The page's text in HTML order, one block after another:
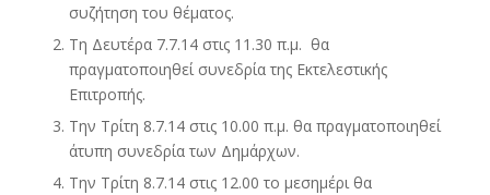
συζήτηση του θέματος.
Τη Δευτέρα 7.7.14 στις 11.30 π.μ. θα
πραγματοποιηθεί συνεδρία της Εκτελεστικής
Επιτροπής.
Την Τρίτη 8.7.14 στις 10.00 π.μ. θα πραγματοποιηθεί
άτυπη συνεδρία των Δημάρχων.
Την Τρίτη 8.7.14 στις 12.00 το μεσημέρι θα